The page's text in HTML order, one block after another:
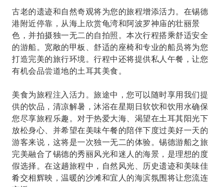
古老的遗迹和自然奇观将为您的旅程增添活力。在锡德
港附近停靠，从海上欣赏龟湾和阿波罗神庙的壮丽景
色，并拍摄独一无二的自拍照。本次行程搭乘舒适安全
的游船。宽敞的甲板、舒适的座椅和专业的船员将为您
打造完美的旅行环境。行程中还将提供私人午餐，让您
有机会品尝道地的土耳其美食。
美食为旅程注入活力。旅途中，您可以随时享用我们提
供的饮品，清凉解暑，沐浴在星期日软饮和饮用水确保
您尽享旅程乐趣。对于热爱大海、渴望在土耳其阳光下
放松身心、并希望在美味午餐的陪伴下度过美好一天的
游客来说，这将是一次独一无二的体验。锡德游船之旅
完美融合了锡德的秀丽风光和迷人的海景，是理想的度
假选择。在这趟旅程中，自然风光、历史遗迹和美味佳
肴交相辉映，温暖的沙滩和宜人的海滨氛围将让您流连